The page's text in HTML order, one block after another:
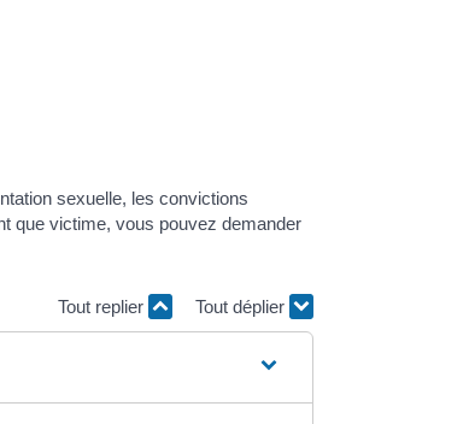
sexuelle, les convictions
que victime, vous pouvez demander
Tout replier Tout déplier